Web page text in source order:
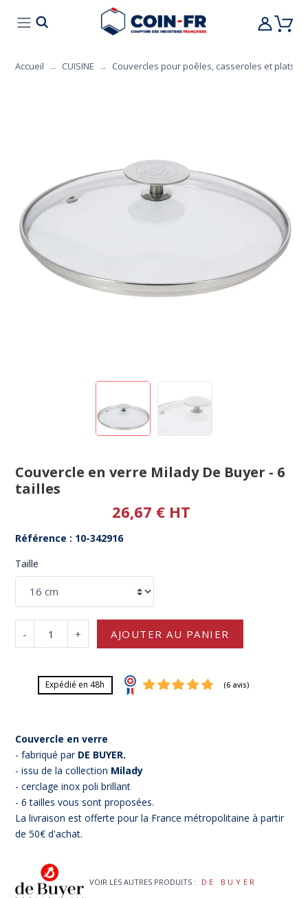
CUISINE MOBILIER
Accueil CUISINE Couvercles pour poêles, casseroles et plats
Couvercle en verre Milady De Buyer - 6
tailles
26,67 € HT
Référence : 10-342916
Taille
- + AJOUTER AU PANIER
Expédié en 48h
Couvercle en verre
- fabriqué parDE BUYER.
- issu de la collection Milady
- cerclage inox poli brillant
- 6 tailles vous sont proposées.
La livraison est offerte pour la France métropolitaine à partir
de 50€ d'achat.
VOIR LES AUTRES PRODUITS : DE BUYER